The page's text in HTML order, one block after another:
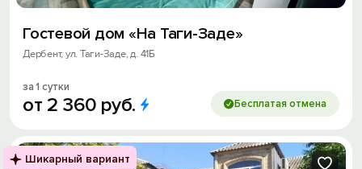
Гостевой дом «На Таги-Заде»
Дербент, ул. Таги-Заде, д. 41Б
за 1 сутки
от 2 360 руб. Бесплатая отмена
Шикарный вариант